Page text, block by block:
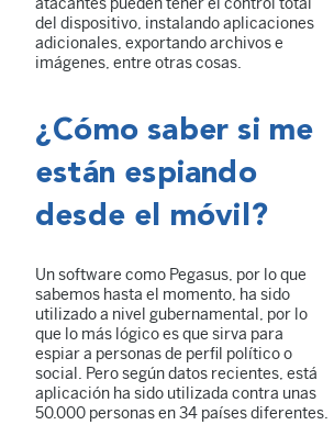
atacantes pueden tener el control total
del dispositivo, instalando aplicaciones
adicionales, exportando archivos e
imágenes, entre otras cosas.
¿Cómo saber si me
están espiando
desde el móvil?
Un software como Pegasus, por lo que
sabemos hasta el momento, ha sido
utilizado a nivel gubernamental, por lo
que lo más lógico es que sirva para
espiar a personas de perfil político o
social. Pero según datos recientes, está
aplicación ha sido utilizada contra unas
50.000 personas en 34 países diferentes.